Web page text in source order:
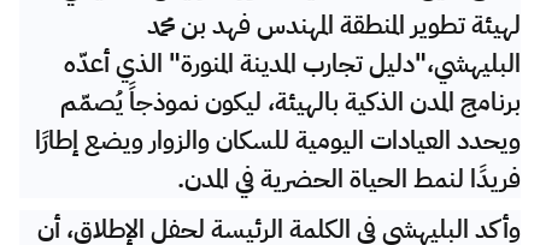
لهيئة تطوير المنطقة المهندس فهد بن محمد
البليهشي،"دليل تجارب المدينة المنورة" الذي أعدّه
برنامج المدن الذكية بالهيئة، ليكون نموذجاً يُصمّم
ويحدد العيادات اليومية للسكان والزوار ويضع إطارًا
فريدًا لنمط الحياة الحضرية في المدن.
وأكد البليهشي في الكلمة الرئيسة لحفل الإطلاق، أن